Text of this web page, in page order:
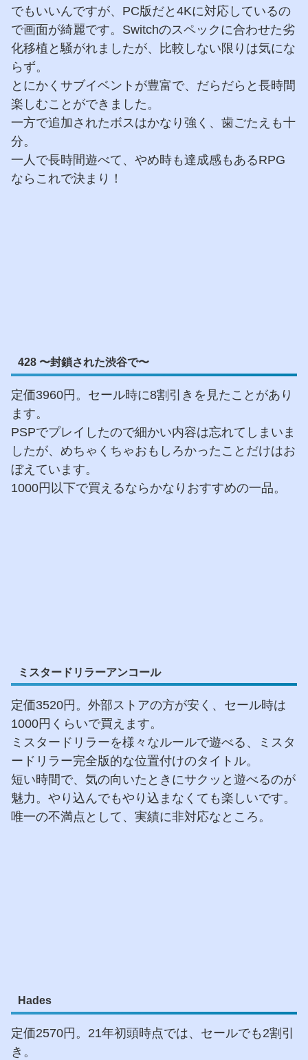
でもいいんですが、PC版だと4Kに対応しているの
で画面が綺麗です。Switchのスペックに合わせた劣
化移植と騒がれましたが、比較しない限りは気にな
らず。
とにかくサブイベントが豊富で、だらだらと長時間
楽しむことができました。
一方で追加されたボスはかなり強く、歯ごたえも十
分。
一人で長時間遊べて、やめ時も達成感もあるRPG
ならこれで決まり！
428 〜封鎖された渋谷で〜
定価3960円。セール時に8割引きを見たことがあり
ます。
PSPでプレイしたので細かい内容は忘れてしまいま
したが、めちゃくちゃおもしろかったことだけはお
ぼえています。
1000円以下で買えるならかなりおすすめの一品。
ミスタードリラーアンコール
定価3520円。外部ストアの方が安く、セール時は
1000円くらいで買えます。
ミスタードリラーを様々なルールで遊べる、ミスタ
ードリラー完全版的な位置付けのタイトル。
短い時間で、気の向いたときにサクッと遊べるのが
魅力。やり込んでもやり込まなくても楽しいです。
唯一の不満点として、実績に非対応なところ。
Hades
定価2570円。21年初頭時点では、セールでも2割引
き。